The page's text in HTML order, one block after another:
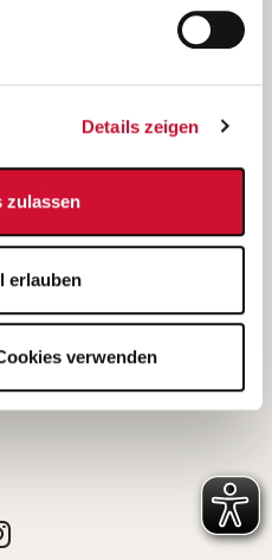
Details zeigen
zulassen
erlauben
verwenden